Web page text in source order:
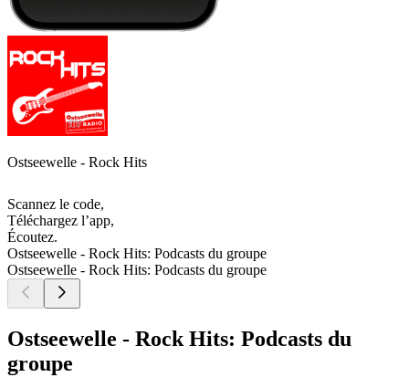
Ostseewelle - Rock Hits
Scannez le code,
Téléchargez l’app,
Écoutez.
Ostseewelle - Rock Hits: Podcasts du groupe
Ostseewelle - Rock Hits: Podcasts du groupe
Ostseewelle - Rock Hits: Podcasts du
groupe